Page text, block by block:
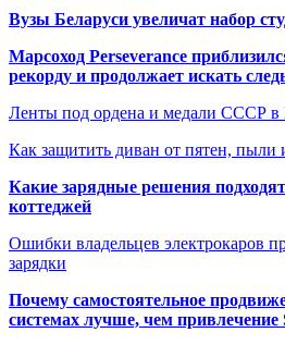
Вузы Беларуси увеличат набор
Марсоход Perseverance
рекорду и продолжает искать
Ленты под ордена и медали СССР
Как защитить диван от пятен,
Какие зарядные решения
коттеджей
Ошибки владельцев электрокаров
зарядки
Почему самостоятельное
системах лучше, чем привлечение